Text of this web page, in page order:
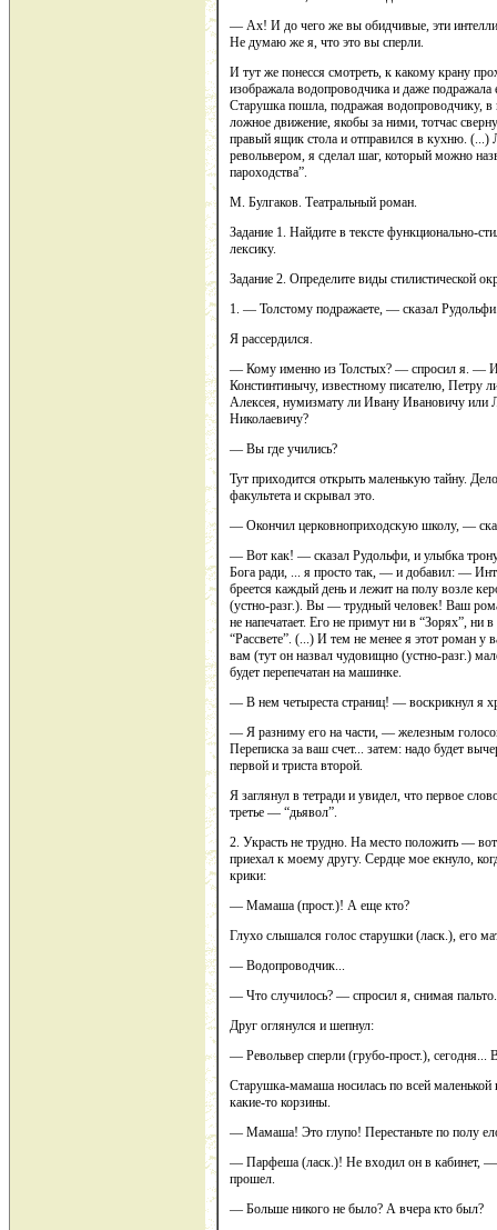
— Ах! И до чего же вы обидчивые, эти
Не думаю же я, что это вы сперли.
И тут же понесся смотреть, к какому крану
изображала водопроводчика и даже подражала
Старушка пошла, подражая водопроводчику,
ложное движение, якобы за ними, тотчас
правый ящик стола и отправился в кухню. (...)
револьвером, я сделал шаг, который можно
пароходства”.
М. Булгаков. Театральный роман.
Задание 1. Найдите в тексте функционально-
лексику.
Задание 2. Определите виды стилистической
1. — Толстому подражаете, — сказал
Я рассердился.
— Кому именно из Толстых? — спросил я. —
Констинтинычу, известному писателю, Петру
Алексея, нумизмату ли Ивану Ивановичу или
Николаевичу?
— Вы где учились?
Тут приходится открыть маленькую тайну.
факультета и скрывал это.
— Окончил церковноприходскую школу, —
— Вот как! — сказал Рудольфи, и улыбка
Бога ради, ... я просто так, — и добавил: —
бреется каждый день и лежит на полу возле
(устно-разг.). Вы — трудный человек! Ваш
не напечатает. Его не примут ни в “Зорях”, ни в
“Рассвете”. (...) И тем не менее я этот роман у
вам (тут он назвал чудовищно (устно-разг.)
будет перепечатан на машинке.
— В нем четыреста страниц! — воскрикнул я
— Я разниму его на части, — железным
Переписка за ваш счет... затем: надо будет
первой и триста второй.
Я заглянул в тетради и увидел, что первое
третье — “дьявол”.
2. Украсть не трудно. На место положить —
приехал к моему другу. Сердце мое екнуло,
крики:
— Мамаша (прост.)! А еще кто?
Глухо слышался голос старушки (ласк.), его
— Водопроводчик...
— Что случилось? — спросил я, снимая пальто.
Друг оглянулся и шепнул:
— Револьвер сперли (грубо-прост.), сегодня...
Старушка-мамаша носилась по всей маленькой
какие-то корзины.
— Мамаша! Это глупо! Перестаньте по полу
— Парфеша (ласк.)! Не входил он в кабинет,
прошел.
— Больше никого не было? А вчера кто был?